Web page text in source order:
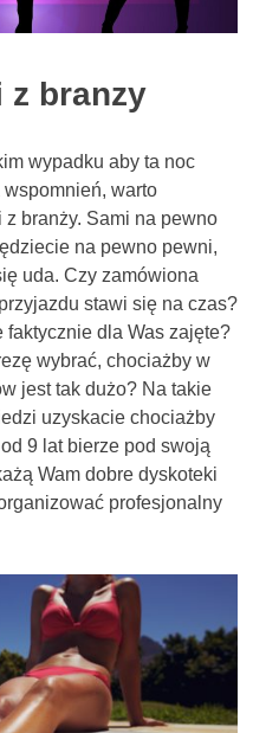
z branzy
wypadku aby ta noc
wspomnień, warto
branży. Sami na pewno
na pewno pewni,
uda. Czy zamówiona
stawi się na czas?
dla Was zajęte?
wybrać, chociażby w
jest tak dużo? Na takie
uzyskacie chociażby
9 lat bierze pod swoją
Wam dobre dyskoteki
profesjonalny